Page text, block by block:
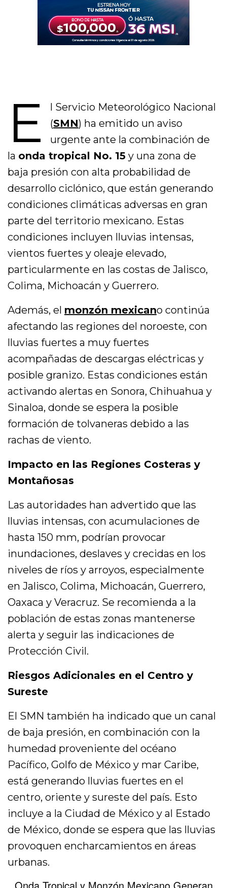
E
l Servicio Meteorológico Nacional
(SMN) ha emitido un aviso
urgente ante la combinación de
la onda tropical No. 15 y una zona de
baja presión con alta probabilidad de
desarrollo ciclónico, que están generando
condiciones climáticas adversas en gran
parte del territorio mexicano. Estas
condiciones incluyen lluvias intensas,
vientos fuertes y oleaje elevado,
particularmente en las costas de Jalisco,
Colima, Michoacán y Guerrero.
Además, el monzón mexicano continúa
afectando las regiones del noroeste, con
lluvias fuertes a muy fuertes
acompañadas de descargas eléctricas y
posible granizo. Estas condiciones están
activando alertas en Sonora, Chihuahua y
Sinaloa, donde se espera la posible
formación de tolvaneras debido a las
rachas de viento.
Impacto en las Regiones Costeras y
Montañosas
Las autoridades han advertido que las
lluvias intensas, con acumulaciones de
hasta 150 mm, podrían provocar
inundaciones, deslaves y crecidas en los
niveles de ríos y arroyos, especialmente
en Jalisco, Colima, Michoacán, Guerrero,
Oaxaca y Veracruz. Se recomienda a la
población de estas zonas mantenerse
alerta y seguir las indicaciones de
Protección Civil.
Riesgos Adicionales en el Centro y
Sureste
El SMN también ha indicado que un canal
de baja presión, en combinación con la
humedad proveniente del océano
Pacífico, Golfo de México y mar Caribe,
está generando lluvias fuertes en el
centro, oriente y sureste del país. Esto
incluye a la Ciudad de México y al Estado
de México, donde se espera que las lluvias
provoquen encharcamientos en áreas
urbanas.